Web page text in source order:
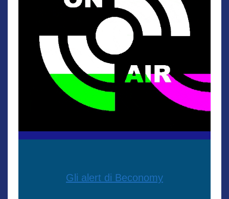
Gli alert di Beconomy